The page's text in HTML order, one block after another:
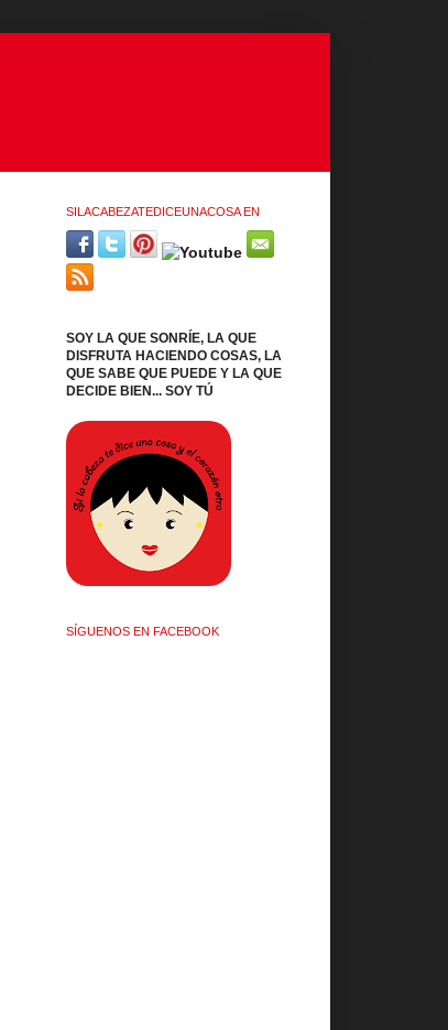
SILACABEZATEDICEUNACOSA EN
SOY LA QUE SONRÍE, LA QUE
DISFRUTA HACIENDO COSAS, LA
QUE SABE QUE PUEDE Y LA QUE
DECIDE BIEN... SOY TÚ
SÍGUENOS EN FACEBOOK